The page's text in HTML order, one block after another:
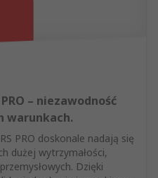
– niezawodność
warunkach.
PRO doskonale nadają się
dużej wytrzymałości,
Dzięki